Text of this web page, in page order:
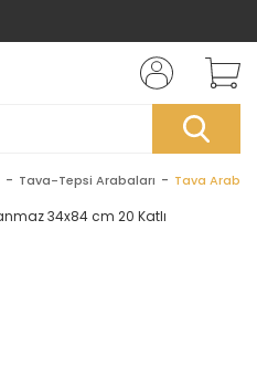
Tava-Tepsi Arabaları Tava